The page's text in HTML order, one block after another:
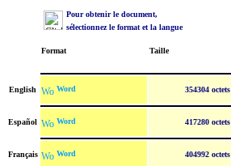
Pour obtenir le document,
sélectionnez le format et la langue
Format Taille
English Word 354304 octets
Español Word 417280 octets
Français Word 404992 octets